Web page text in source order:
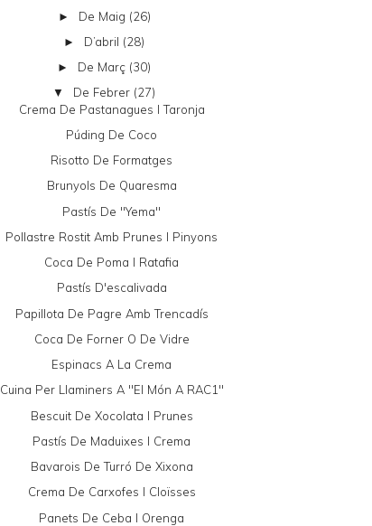
► De Maig (26)
► D’abril (28)
► De Març (30)
▼ De Febrer (27)
Crema De Pastanagues I Taronja
Púding De Coco
Risotto De Formatges
Brunyols De Quaresma
Pastís De "yema"
Pollastre Rostit Amb Prunes I Pinyons
Coca De Poma I Ratafia
Pastís D'escalivada
Papillota De Pagre Amb Trencadís
Coca De Forner O De Vidre
Espinacs A La Crema
Cuina Per Llaminers A "El Món A RAC1"
Bescuit De Xocolata I Prunes
Pastís De Maduixes I Crema
Bavarois De Turró De Xixona
Crema De Carxofes I Cloïsses
Panets De Ceba I Orenga